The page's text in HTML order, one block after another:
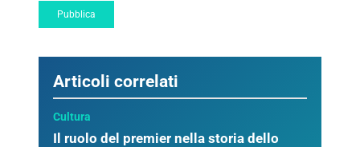
Articoli correlati
Cultura
Il ruolo del premier nella storia dello